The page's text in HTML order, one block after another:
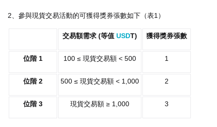
2、參與現貨交易活動的可獲得獎券張數如下（表1）
交易額需求 (等值 USDT) 獲得獎券張數
位階 1 100 ≤ 現貨交易額 < 500 1
位階 2 500 ≤ 現貨交易額 < 1,000 2
位階 3 現貨交易額 ≥ 1,000 3